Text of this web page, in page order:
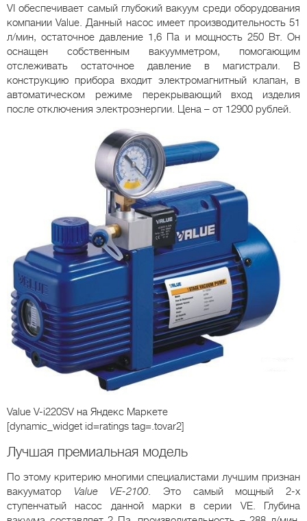
VI обеспечивает самый глубокий вакуум среди оборудования
компании Value. Данный насос имеет производительность 51
л/мин, остаточное давление 1,6 Па и мощность 250 Вт. Он
оснащен собственным вакуумметром, помогающим
отслеживать остаточное давление в магистрали. В
конструкцию прибора входит электромагнитный клапан, в
автоматическом режиме перекрывающий вход изделия
после отключения электроэнергии. Цена – от 12900 рублей.
Value V-i220SV на Яндекс Маркете
[dynamic_widget id=ratings tag=.tovar2]
Лучшая премиальная модель
По этому критерию многими специалистами лучшим признан
вакууматор Value VE-2100. Это самый мощный 2-х
ступенчатый насос данной марки в серии VE. Глубина